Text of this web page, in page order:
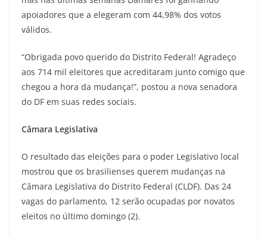
apoiadores que a elegeram com 44,98% dos votos
válidos.
“Obrigada povo querido do Distrito Federal! Agradeço
aos 714 mil eleitores que acreditaram junto comigo que
chegou a hora da mudança!”, postou a nova senadora
do DF em suas redes sociais.
Câmara Legislativa
O resultado das eleições para o poder Legislativo local
mostrou que os brasilienses querem mudanças na
Câmara Legislativa do Distrito Federal (CLDF). Das 24
vagas do parlamento, 12 serão ocupadas por novatos
eleitos no último domingo (2).